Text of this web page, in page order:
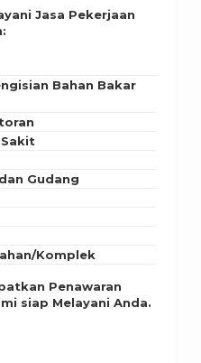
Jasa Pekerjaan
Bahan Bakar
Gudang
Komplek
Penawaran
siap Melayani Anda.